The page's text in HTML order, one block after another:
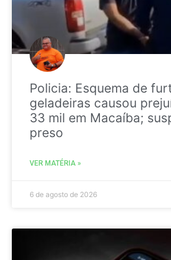
Policia: Esquema de
geladeiras causou
33 mil em Macaíba;
preso
VER MATÉRIA »
6 de agosto de 2026